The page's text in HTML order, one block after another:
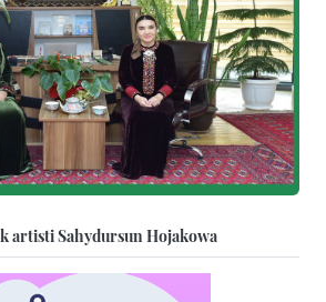
artisti Sahydursun Hojakowa